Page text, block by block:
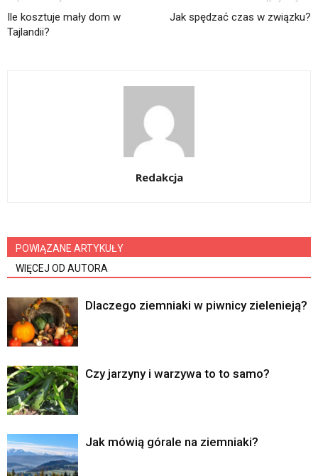
Ile kosztuje mały dom w
Tajlandii?
Jak spędzać czas w związku?
Redakcja
POWIĄZANE ARTYKUŁY
WIĘCEJ OD AUTORA
Dlaczego ziemniaki w piwnicy zielenieją?
Czy jarzyny i warzywa to to samo?
Jak mówią górale na ziemniaki?